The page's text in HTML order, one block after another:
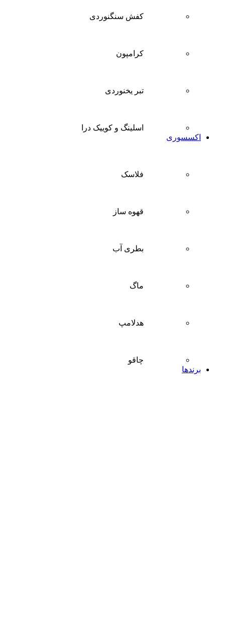
کفش سنگنوردی
کرامپون
تبر یخنوردی
اسلینگ و کوییک درا
اکسسوری
فلاسک
قهوه ساز
بطری آب
ماگ
هدلامپ
چاقو
برندها